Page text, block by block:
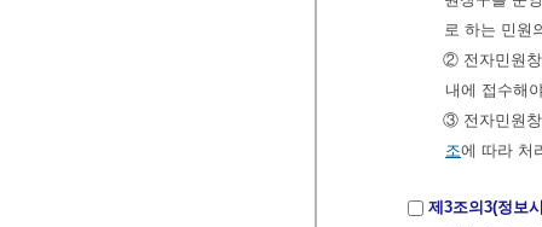
로 하는 민원
② 전자민원창
내에 접수해
③ 전자민원창
조에 따라 처
제3조의3(정보